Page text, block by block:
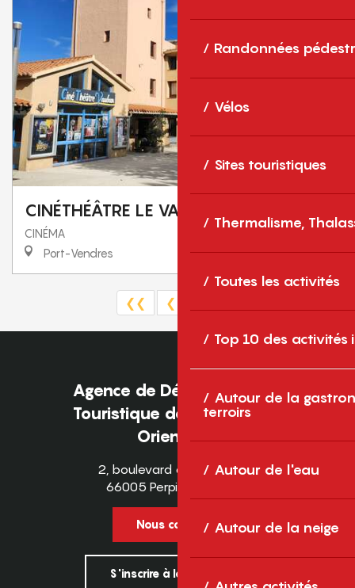
Randonnées
Vélos
Sites touristiques
Thermalisme,
Toutes les activités
Top 10 des activités
Autour de la
terroirs
Autour de l'eau
Autour de la neige
CINÉTHÉÂTRE LE VAUBAN
CINÉMA
Port-Vendres
❮❮ ❮
Agence de Développement
Touristique des Pyrénées-
Orientales
2, boulevard des Pyrénées
66005 Perpignan Cedex
Nous contacter
S'inscrire à la newsletter